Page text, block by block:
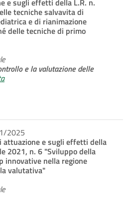
tecniche salvavita di
e di rianimazione
delle tecniche di primo
e la valutazione delle
2025
attuazione e sugli effetti della
2021, n. 6 "Sviluppo della
innovative nella regione
valutativa"